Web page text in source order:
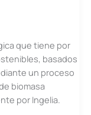
que tiene por
basados
un proceso
biomasa
por Ingelia.